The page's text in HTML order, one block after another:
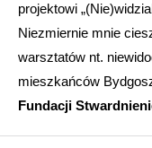
projektowi
Niezmiernie mnie
warsztatów nt.
mieszkańców
Fundacji